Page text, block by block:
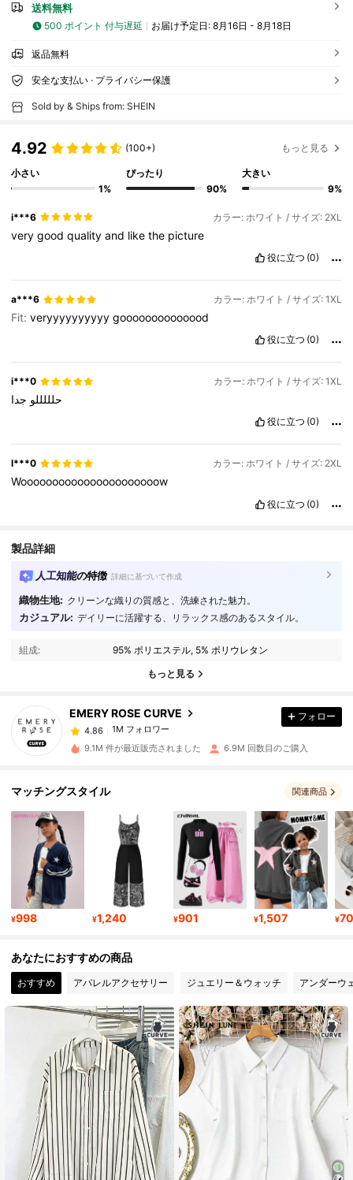
送料無料
500 ポイント 付与遅延 お届け予定日: 8月16日 - 8月18日
返品無料
安全な支払い · プライバシー保護
Sold by & Ships from: SHEIN
4.92 (100+) もっと見る
小さい
1%
ぴったり
90%
大きい
9%
i***6 カラー: ホワイト / サイズ: 2XL
verygoodqualityand likethe picture
役に立つ (0)
a***6 カラー: ホワイト / サイズ: 1XL
Fit:veryyyyyyyyyygoooooooooooood
役に立つ (0)
i***0 カラー: ホワイト / サイズ: 1XL
حلللللو جدا
役に立つ (0)
l***0 カラー: ホワイト / サイズ: 2XL
Woooooooooooooooooooooow
役に立つ (0)
製品詳細
人工知能の特徴 詳細に基づいて作成
織物生地: クリーンな織りの質感と、洗練された魅力。
カジュアル: デイリーに活躍する、リラックス感のあるスタイル。
組成: 95% ポリエステル, 5% ポリウレタン
もっと見る
EMERY ROSE CURVE
4.86 1M フォロワー
1M フォロワー
4.86
1M フォロワー
x***5
は1日前に購入しました
1M フォロワー
1M フォロワー
4.86 1M フォロワー
4.86 1M フォロワー
4.86 1M フォロワー
4.86 1M フォロワー
4.86 1M フォロワー
フォロー
9.1M 件が最近販売されました 6.9M 回数目のご購入
マッチングスタイル 関連商品
¥998 ¥1,240 ¥901 ¥1,507 ¥
あなたにおすすめの商品
おすすめ アパレルアクセサリー ジュエリー＆ウォッチ アンダーウ